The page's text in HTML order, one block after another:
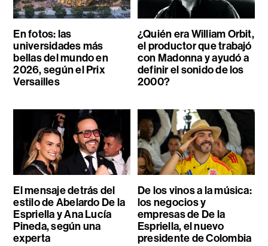
En fotos: las
universidades más
bellas del mundo en
2026, según el Prix
Versailles
¿Quién era William Orbit,
el productor que trabajó
con Madonna y ayudó a
definir el sonido de los
2000?
El mensaje detrás del
estilo de Abelardo De la
Espriella y Ana Lucía
Pineda, según una
experta
De los vinos a la música:
los negocios y
empresas de De la
Espriella, el nuevo
presidente de Colombia